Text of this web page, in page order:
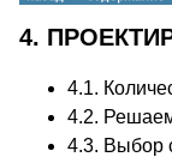
4.
4.1.
4.2.
4.3. Выбор